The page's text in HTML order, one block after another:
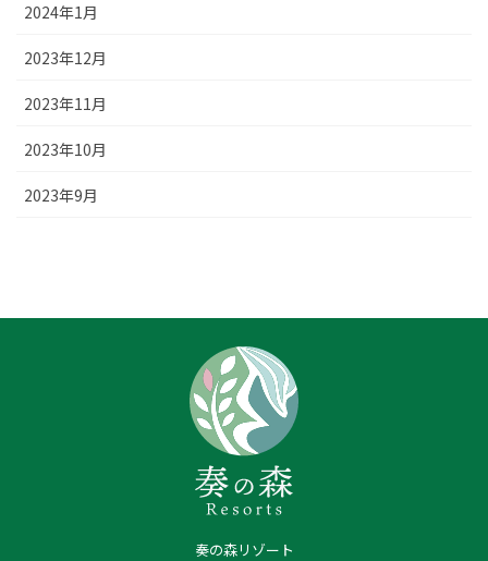
2024年1月
2023年12月
2023年11月
2023年10月
2023年9月
奏の森リゾート